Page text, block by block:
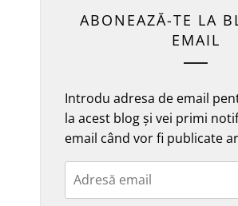
ABONEAZĂ-TE LA
EMAIL
Introdu adresa de email
la acest blog și vei primi
email când vor fi publicate
Adresă
email